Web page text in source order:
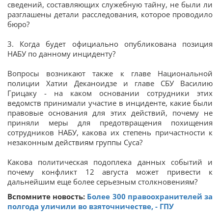
сведений, составляющих служебную тайну, не были ли
разглашены детали расследования, которое проводило
бюро?
3. Когда будет официально опубликована позиция
НАБУ по данному инциденту?
Вопросы возникают также к главе Национальной
полиции Хатии Деканоидзе и главе СБУ Василию
Грицаку - на каком основании сотрудники этих
ведомств принимали участие в инциденте, какие были
правовые основания для этих действий, почему не
приняли меры для предотвращения похищения
сотрудников НАБУ, какова их степень причастности к
незаконным действиям группы Суса?
Какова политическая подоплека данных событий и
почему конфликт 12 августа может привести к
дальнейшим еще более серьезным столкновениям?
Вспомните новость: Более 300 правоохранителей за
полгода уличили во взяточничестве, - ГПУ